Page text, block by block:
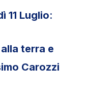
11 Luglio:
terra e
Carozzi